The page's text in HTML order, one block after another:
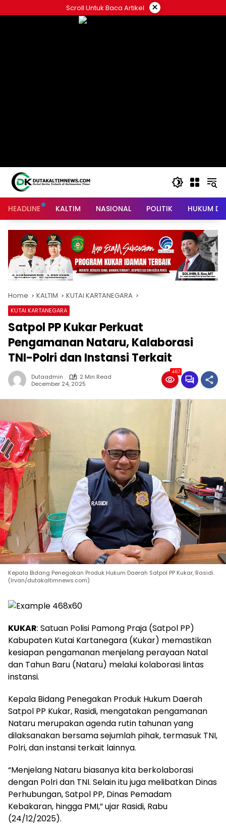
to
Scroll Untuk Baca Artikel ×
HEADLINE KALTIM NASIONAL POLITIK HUKUM
Home KALTIM KUTAI KARTANEGARA
KUTAI KARTANEGARA
Satpol PP Kukar Perkuat
Pengamanan Nataru, Kalaborasi
TNI-Polri dan Instansi Terkait
Dutaadmin
2 Min Read
December 24, 2025
467
Kepala Bidang Penegakan Produk Hukum Daerah Satpol PP Kukar, Rasidi.
(Irvan/dutakaltimnews.com)
KUKAR: Satuan Polisi Pamong Praja (Satpol PP)
Kabupaten Kutai Kartanegara (Kukar) memastikan
kesiapan pengamanan menjelang perayaan Natal
dan Tahun Baru (Nataru) melalui kolaborasi lintas
instansi.
Kepala Bidang Penegakan Produk Hukum Daerah
Satpol PP Kukar, Rasidi, mengatakan pengamanan
Nataru merupakan agenda rutin tahunan yang
dilaksanakan bersama sejumlah pihak, termasuk TNI,
Polri, dan instansi terkait lainnya.
“Menjelang Nataru biasanya kita berkolaborasi
dengan Polri dan TNI. Selain itu juga melibatkan Dinas
Perhubungan, Satpol PP, Dinas Pemadam
Kebakaran, hingga PMI,” ujar Rasidi, Rabu
(24/12/2025).